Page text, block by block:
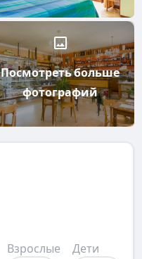
Посмотреть больше
фотографий
Взрослые Дети